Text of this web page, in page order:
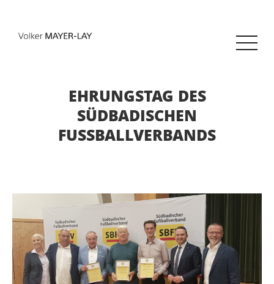
EHRUNGSTAG DES
SÜDBADISCHEN
FUSSBALLVERBANDS